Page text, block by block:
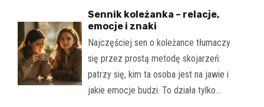
Sennik koleżanka – relacje,
emocje i znaki
Najczęściej sen o koleżance tłumaczy
się przez prostą metodę skojarzeń:
patrzy się, kim ta osoba jest na jawie i
jakie emocje budzi. To działa tylko…